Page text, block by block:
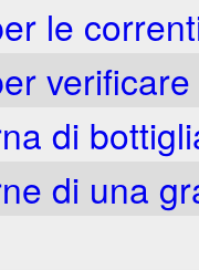
le
di
di una